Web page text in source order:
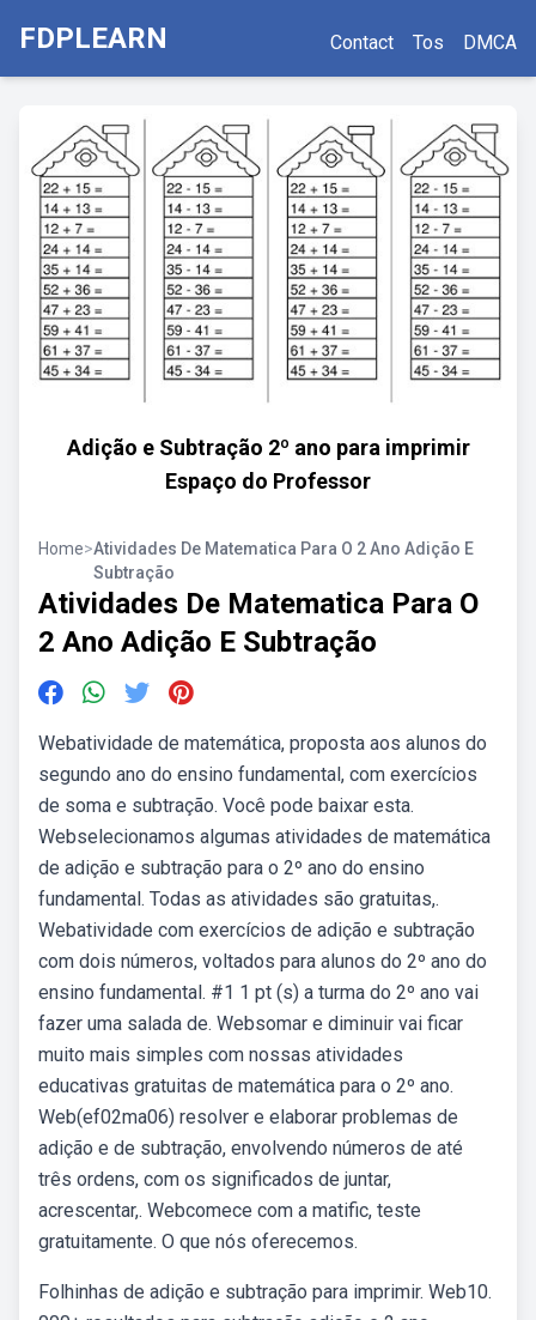
FDPLEARN Contact Tos DMCA
Adição e Subtração 2º ano para imprimir
Espaço do Professor
Home>Atividades De Matematica Para O 2 Ano Adição E
Subtração
Atividades De Matematica Para O
2 Ano Adição E Subtração
Webatividade de matemática, proposta aos alunos do
segundo ano do ensino fundamental, com exercícios
de soma e subtração. Você pode baixar esta.
Webselecionamos algumas atividades de matemática
de adição e subtração para o 2º ano do ensino
fundamental. Todas as atividades são gratuitas,.
Webatividade com exercícios de adição e subtração
com dois números, voltados para alunos do 2º ano do
ensino fundamental. #1 1 pt (s) a turma do 2º ano vai
fazer uma salada de. Websomar e diminuir vai ficar
muito mais simples com nossas atividades
educativas gratuitas de matemática para o 2º ano.
Web(ef02ma06) resolver e elaborar problemas de
adição e de subtração, envolvendo números de até
três ordens, com os significados de juntar,
acrescentar,. Webcomece com a matific, teste
gratuitamente. O que nós oferecemos.
Folhinhas de adição e subtração para imprimir. Web10.